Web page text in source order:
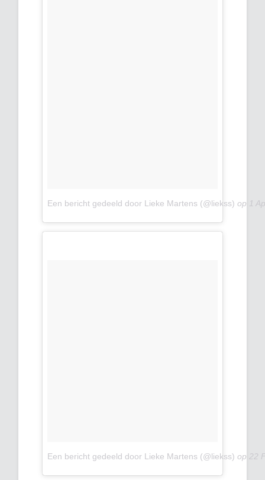
Een bericht gedeeld door Lieke Martens (@liekss) op 1
Een bericht gedeeld door Lieke Martens (@liekss) op 22